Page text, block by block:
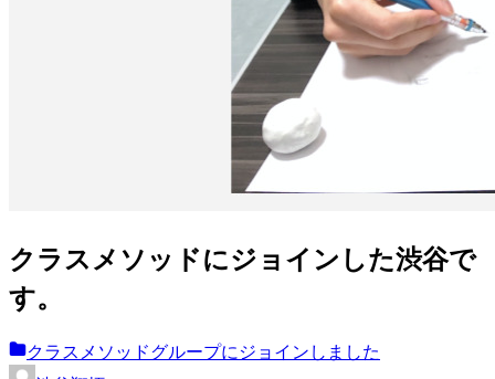
クラスメソッドにジョインした渋谷で
す。
クラスメソッドグループにジョインしました